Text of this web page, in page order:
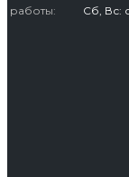
работы:
Сб, Вс: